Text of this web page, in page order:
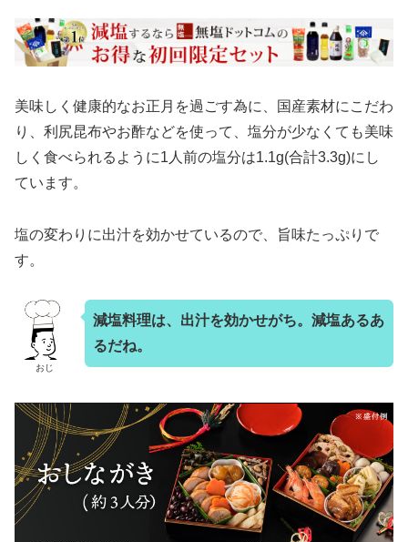
美味しく健康的なお正月を過ごす為に、国産素材にこだわ
り、利尻昆布やお酢などを使って、塩分が少なくても美味
しく食べられるように1人前の塩分は1.1g(合計3.3g)にし
ています。
塩の変わりに出汁を効かせているので、旨味たっぷりで
す。
おじ
減塩料理は、出汁を効かせがち。減塩あるあ
るだね。